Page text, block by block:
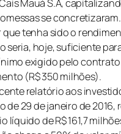
Mauá S.A,
se
que tenha sido o
seria, hoje, suficiente
exigido pelo
(R$ 350 milhões).
relatório aos
de 29 de janeiro de 2016,
líquido de R$ 161,7